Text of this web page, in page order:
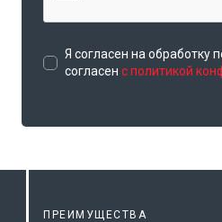
Я согласен на обработку
согласен с политикой
ПРЕИМУЩЕСТВА